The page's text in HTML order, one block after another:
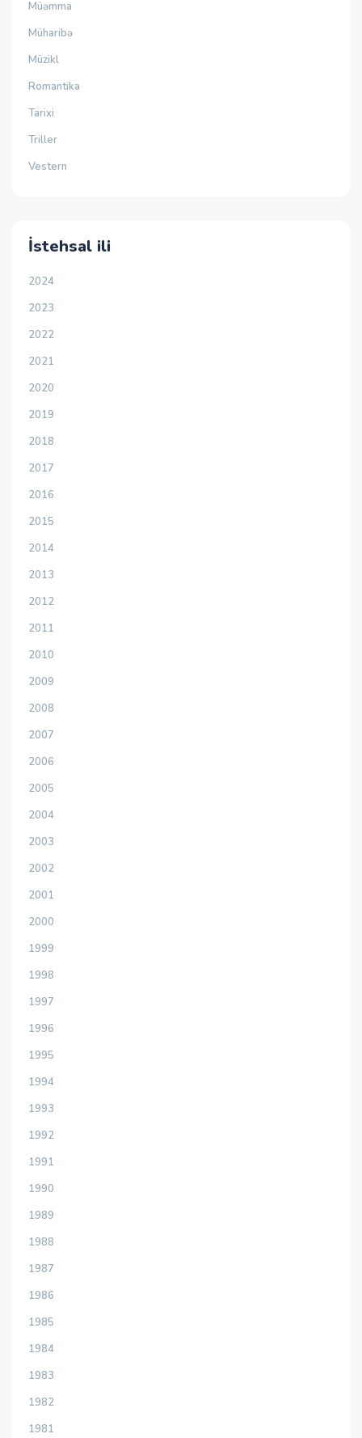
Müəmma
Müharibə
Müzikl
Romantika
Tarixi
Triller
Vestern
İstehsal ili
2024
2023
2022
2021
2020
2019
2018
2017
2016
2015
2014
2013
2012
2011
2010
2009
2008
2007
2006
2005
2004
2003
2002
2001
2000
1999
1998
1997
1996
1995
1994
1993
1992
1991
1990
1989
1988
1987
1986
1985
1984
1983
1982
1981